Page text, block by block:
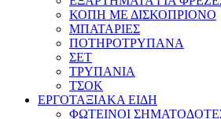
ΚΟΠΗ ΜΕ ΔΙΣΚΟΠΡΙΟΝΟ
ΜΠΑΤΑΡΙΕΣ
ΠΟΤΗΡΟΤΡΥΠΑΝΑ
ΣΕΤ
ΤΡΥΠΑΝΙΑ
ΤΣΟΚ
ΕΡΓΟΤΑΞΙΑΚΑ ΕΙΔΗ
ΦΩΤΕΙΝΟΙ